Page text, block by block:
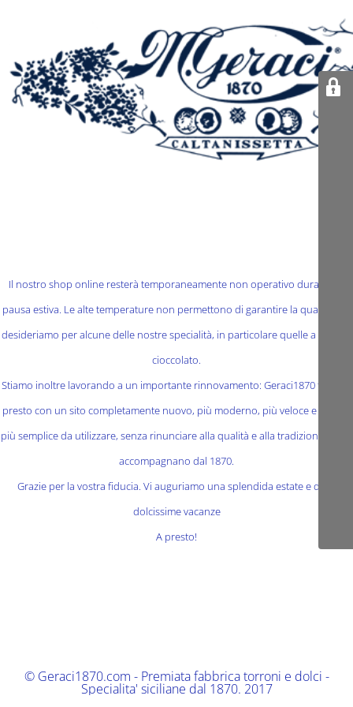
Il nostro shop online resterà temporaneamente non operativo durante la
pausa estiva. Le alte temperature non permettono di garantire la qualità che
desideriamo per alcune delle nostre specialità, in particolare quelle a base di
cioccolato.
Stiamo inoltre lavorando a un importante rinnovamento: Geraci1870 tornerà
presto con un sito completamente nuovo, più moderno, più veloce e ancora
più semplice da utilizzare, senza rinunciare alla qualità e alla tradizione che ci
accompagnano dal 1870.
Grazie per la vostra fiducia. Vi auguriamo una splendida estate e delle
dolcissime vacanze
A presto!
© Geraci1870.com - Premiata fabbrica torroni e dolci -
Specialita' siciliane dal 1870. 2017